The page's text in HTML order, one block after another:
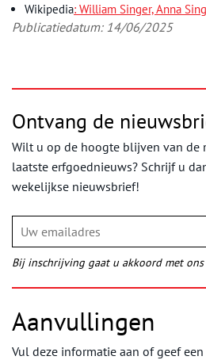
Wikipedia: William Singer,Anna
Publicatiedatum: 14/06/2025
Ontvang de
Wilt u op de hoogte blijven van de
laatste erfgoednieuws? Schrijf u
wekelijkse nieuwsbrief!
Bij inschrijving gaat u akkoord met ons
Aanvullingen
Vul deze informatie aan of geef een